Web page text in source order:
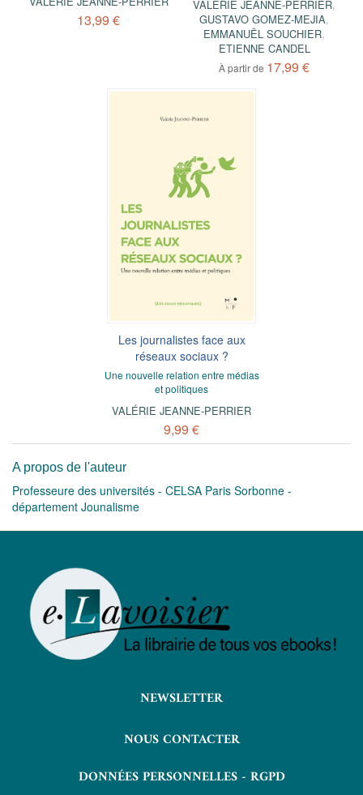
13,99 €
VALÉRIE JEANNE-PERRIER,
GUSTAVO GOMEZ-MEJIA,
EMMANUËL SOUCHIER,
ETIENNE CANDEL
À partir de 17,99 €
Les journalistes face aux
réseaux sociaux ?
Une nouvelle relation entre médias
et politiques
VALÉRIE JEANNE-PERRIER
9,99 €
A propos de l'auteur
Professeure des universités - CELSA Paris Sorbonne -
département Jounalisme
NEWSLETTER
NOUS CONTACTER
DONNÉES PERSONNELLES - RGPD